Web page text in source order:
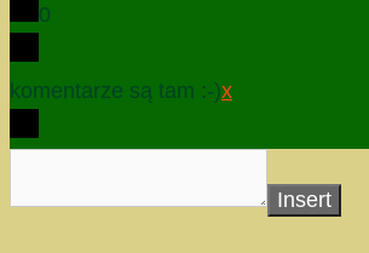
0
komentarze są tam :-)x
Insert